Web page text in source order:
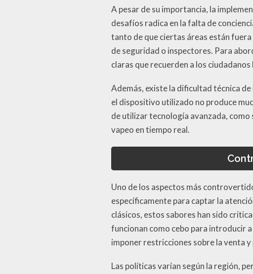
A pesar de su importancia, la
desafíos radica en la falta de
tanto de que ciertas áreas están
de seguridad o inspectores. Para
claras que recuerden a los
Además, existe la dificultad técnica
el dispositivo utilizado no produce
de utilizar tecnología avanzada,
vapeo en tiempo real.
Uno de los aspectos más
específicamente para captar la
clásicos, estos sabores han sido
funcionan como cebo para introducir
imponer restricciones sobre la venta
Las políticas varían según la región,